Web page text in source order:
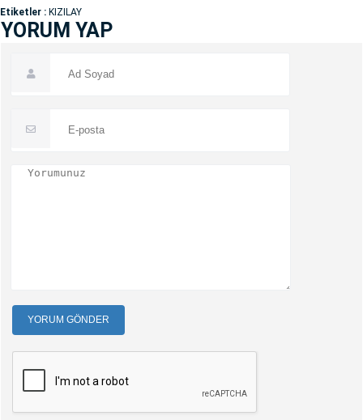
Etiketler : KIZILAY
YORUM YAP
YORUM GÖNDER